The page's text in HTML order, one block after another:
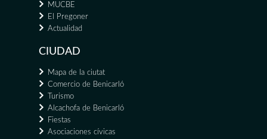
MUCBE
El Pregoner
Actualidad
CIUDAD
Mapa de la ciutat
Comercio de Benicarló
Turismo
Alcachofa de Benicarló
Fiestas
Asociaciones cívicas